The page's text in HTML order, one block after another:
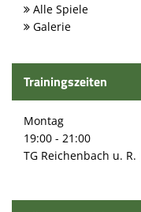
Sponsoren
Spielstätten
Kontaktformular
Alle Spiele
Galerie
Trainingszeiten
Montag
19:00 - 21:00
TG Reichenbach u.